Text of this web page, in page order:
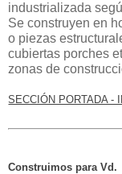
industrializada
Se construyen en
o piezas
cubiertas porches
zonas de
SECCIÓN PORTADA -
Construimos para Vd.